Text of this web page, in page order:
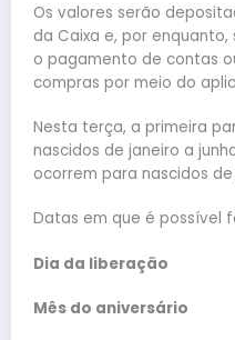
Os valores serão
da Caixa e, por
o pagamento de contas
compras por meio do
Nesta terça, a primeira
nascidos de janeiro a
ocorrem para nascidos
Datas em que é possível
Dia da liberação
Mês do aniversário